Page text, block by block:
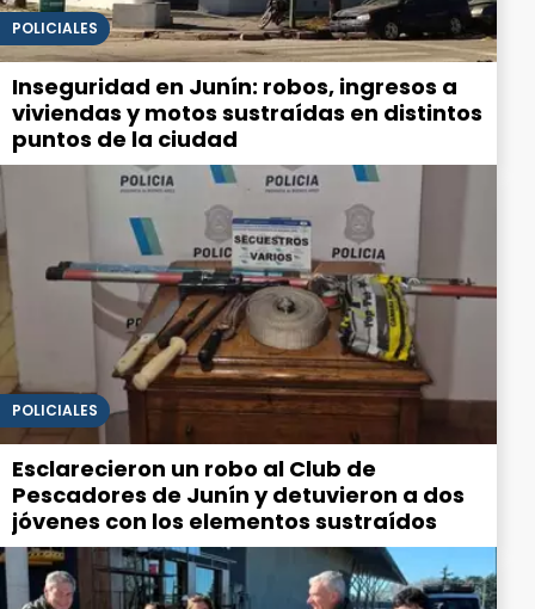
POLICIALES
Inseguridad en Junín: robos, ingresos a
viviendas y motos sustraídas en distintos
puntos de la ciudad
POLICIALES
Esclarecieron un robo al Club de
Pescadores de Junín y detuvieron a dos
jóvenes con los elementos sustraídos